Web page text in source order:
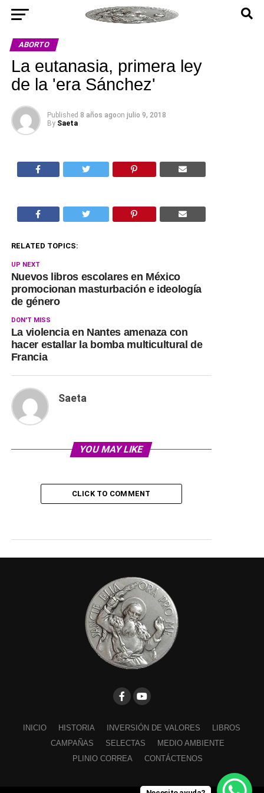
ABORTO
La eutanasia, primera ley
de la 'era Sánchez'
Published 8 años agoon julio 9, 2018
By Saeta
RELATED TOPICS:
UP NEXT
Nuevos libros escolares en México
promocionan masturbación e ideología
de género
DON'T MISS
La violencia en Nantes amenaza con
hacer estallar la bomba multicultural de
Francia
Saeta
YOU MAY LIKE
CLICK TO COMMENT
INICIO HISTORIA INVERSIÓN DE VALORES
LIBROS
CAMPAÑAS
SELECTAS
MEDIO AMBIENTE
PLINIO CORREA
CONTÁCTENOS